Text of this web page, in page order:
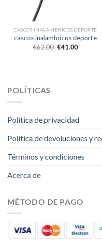
CASCOS INALAMBRICOS DEPORTE
cascos inalambricos deporte
€62.00 €41.00
POLÍTICAS
Politica de privacidad
Política de devoluciones y
Términos y condiciones
Acerca de
MÉTODO DE PAGO